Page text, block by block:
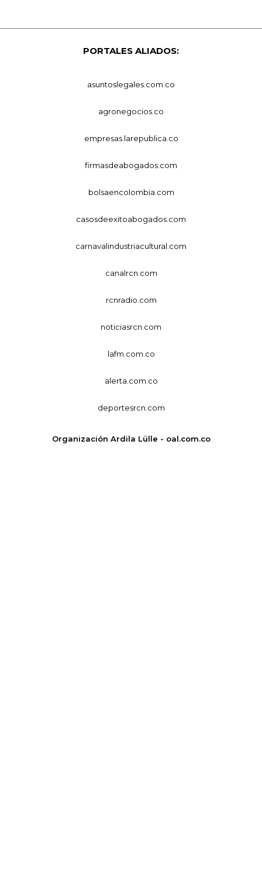
PORTALES ALIADOS:
asuntoslegales.com.co
agronegocios.co
empresas.larepublica.co
firmasdeabogados.com
bolsaencolombia.com
casosdeexitoabogados.com
carnavalindustriacultural.com
canalrcn.com
rcnradio.com
noticiasrcn.com
lafm.com.co
alerta.com.co
deportesrcn.com
Organización Ardila Lülle - oal.com.co